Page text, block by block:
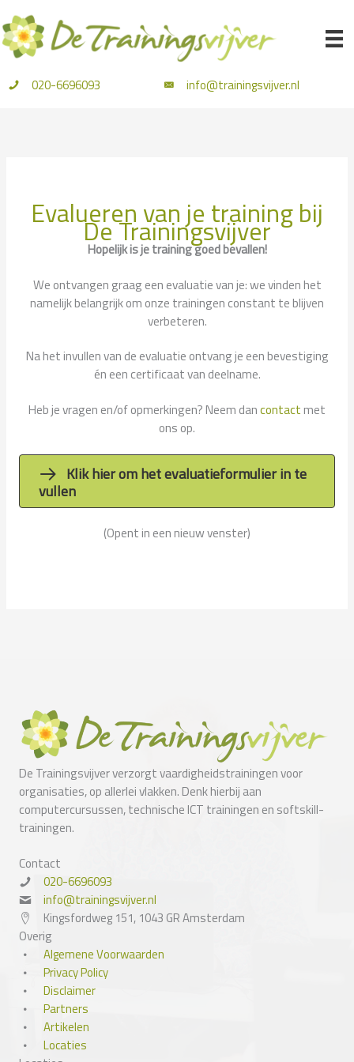
naar
de
inhoud
020-6696093 info@trainingsvijver.nl
Evalueren van je training bij
De Trainingsvijver
Hopelijk is je training goed bevallen!
We ontvangen graag een evaluatie van je: we vinden het
namelijk belangrijk om onze trainingen constant te blijven
verbeteren.
Na het invullen van de evaluatie ontvang je een bevestiging
én een certificaat van deelname.
Heb je vragen en/of opmerkingen? Neem dancontactmet
ons op.
Klik hier om het evaluatieformulier in te
vullen
(Opent in een nieuw venster)
De Trainingsvijver verzorgt vaardigheidstrainingen voor
organisaties, op allerlei vlakken. Denk hierbij aan
computercursussen, technische ICT trainingen en softskill-
trainingen.
Contact
020-6696093
info@trainingsvijver.nl
Kingsfordweg 151, 1043 GR Amsterdam
Overig
Algemene Voorwaarden
Privacy Policy
Disclaimer
Partners
Artikelen
Locaties